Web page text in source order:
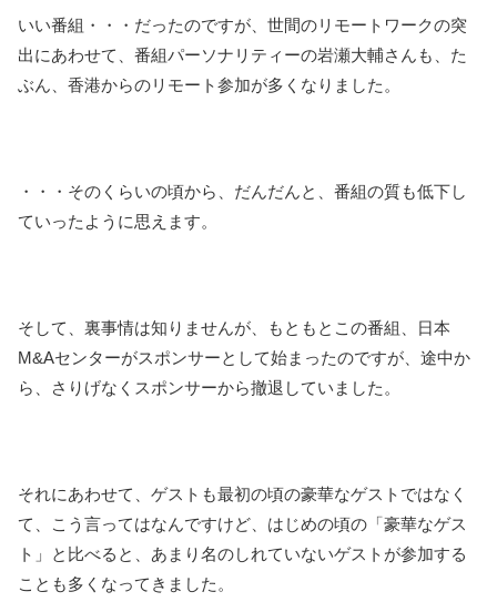
いい番組・・・だったのですが、世間のリモートワークの突
出にあわせて、番組パーソナリティーの岩瀬大輔さんも、た
ぶん、香港からのリモート参加が多くなりました。
・・・そのくらいの頃から、だんだんと、番組の質も低下し
ていったように思えます。
そして、裏事情は知りませんが、もともとこの番組、日本
M&Aセンターがスポンサーとして始まったのですが、途中か
ら、さりげなくスポンサーから撤退していました。
それにあわせて、ゲストも最初の頃の豪華なゲストではなく
て、こう言ってはなんですけど、はじめの頃の「豪華なゲス
ト」と比べると、あまり名のしれていないゲストが参加する
ことも多くなってきました。